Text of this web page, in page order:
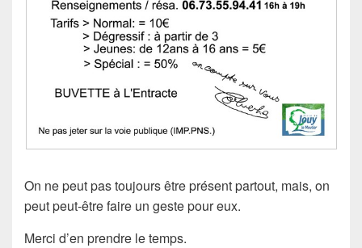
On ne peut pas toujours être présent partout, mais, on
peut peut-être faire un geste pour eux.
Merci d’en prendre le temps.